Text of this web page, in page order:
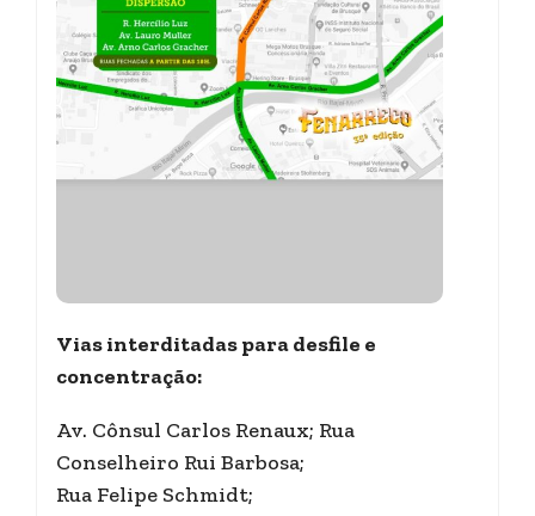
Vias interditadas para desfile e
concentração:
Av. Cônsul Carlos Renaux; Rua
Conselheiro Rui Barbosa;
Rua Felipe Schmidt;